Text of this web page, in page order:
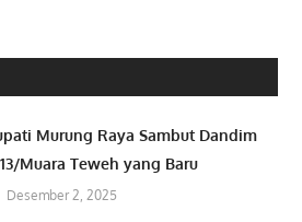
Murung Raya Sambut Dandim
Muara Teweh yang Baru
Desember 2, 2025